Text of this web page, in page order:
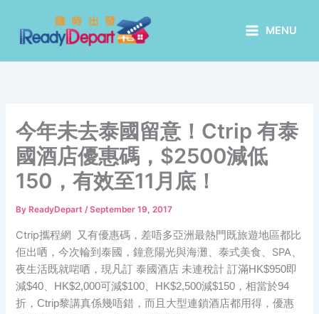
content
MENU
今年未去泰國留意！Ctrip 有泰
國酒店優惠碼，$2500減低
150，有效至11月底！
By ReadyDepart/September 19, 2017
Ctrip攜程網 又有優惠碼，差唔多亞洲最熱門既旅遊地區都比
佢出哂，今次輪到泰國，鐘意陽光與海灘、泰式美食、SPA、
夜生活既就啱哂，現凡訂 泰國酒店 未連稅計 訂滿HK$950即
減$40、 HK$2,000可減$100、HK$2,500減$150，相當於94
折，Ctrip黎講真係幾唔錯 ，而且大型連鎖酒店都用得，優惠